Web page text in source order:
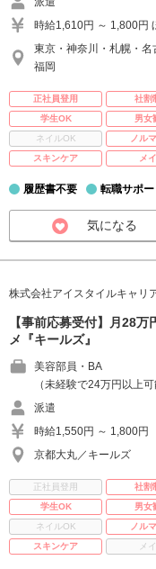
時給1,610円 ～ 1,800円
東京・神奈川・札幌・名
福岡
正社員登用 社割
学生OK
男女
ネイルOK
ノル
スキンケア
メ
履歴書不要 転職サポー
気になる
株式会社アイスタイルキャリ
【事前応募受付】月28
メ『キールズ』
美容部員・BA
（未経験で24万円以上
派遣
時給1,550円 ～ 1,800円
京都大丸／キールズ
正社員登用 社割
学生OK
男女
ネイルOK
ノル
スキンケア
メ